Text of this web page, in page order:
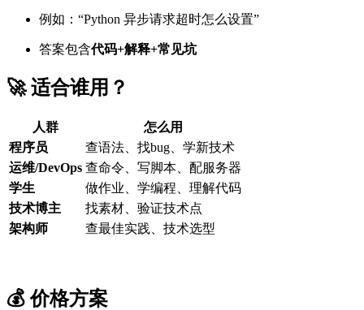
例如：“Python 异步请求超时怎么设置”
答案包含代码+解释+常见坑
🚀 适合谁用？
人群
怎么用
程序员
查语法、找bug、学新技术
运维/DevOps 查命令、写脚本、配服务器
学生
做作业、学编程、理解代码
技术博主
找素材、验证技术点
架构师
查最佳实践、技术选型
💰 价格方案